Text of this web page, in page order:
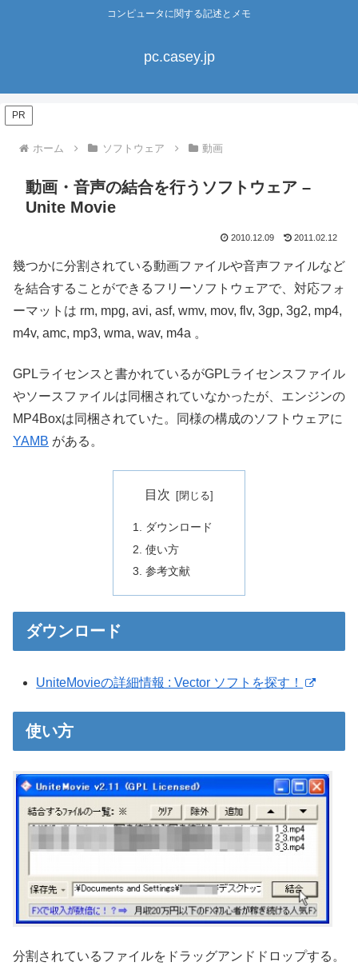
コンピュータに関する記述とメモ
pc.casey.jp
PR
ホーム ソフトウェア 動画
動画・音声の結合を行うソフトウェア –
Unite Movie
2010.12.09 2011.02.12
幾つかに分割されている動画ファイルや音声ファイルなど
を結合することができるフリーソフトウェアで、対応フォ
ーマットは rm, mpg, avi, asf, wmv, mov, flv, 3gp, 3g2, mp4,
m4v, amc, mp3, wma, wav, m4a 。
GPLライセンスと書かれているがGPLライセンスファイル
やソースファイルは同梱されていなかったが、エンジンの
MP4Boxは同梱されていた。同様の構成のソフトウェアに
YAMB がある。
目次
ダウンロード
使い方
参考文献
ダウンロード
UniteMovieの詳細情報 : Vector ソフトを探す！
使い方
分割されているファイルをドラッグアンドドロップする。